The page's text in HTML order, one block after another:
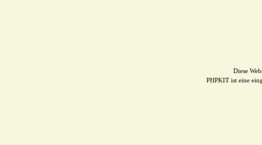
Diese
PHPKIT ist eine